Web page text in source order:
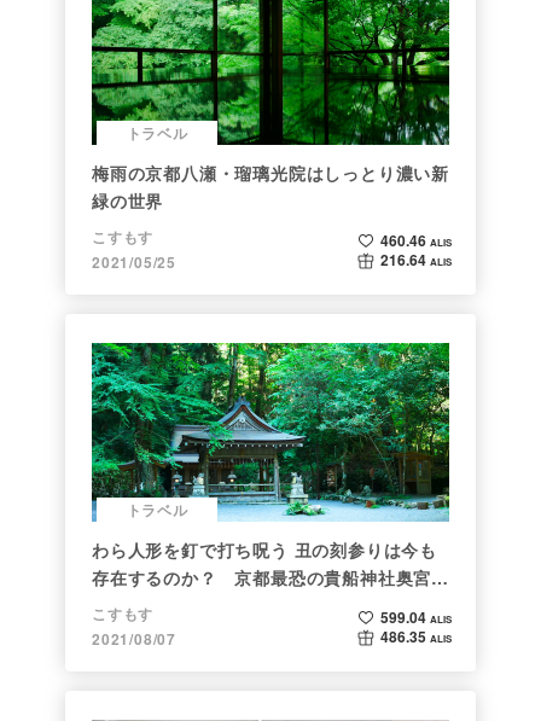
トラベル
梅雨の京都八瀬・瑠璃光院はしっとり濃い新
緑の世界
こすもす
2021/05/25
460.46 ALIS
216.64 ALIS
トラベル
わら人形を釘で打ち呪う 丑の刻参りは今も
存在するのか？ 京都最恐の貴船神社奥宮を
調べた
こすもす
2021/08/07
599.04 ALIS
486.35 ALIS